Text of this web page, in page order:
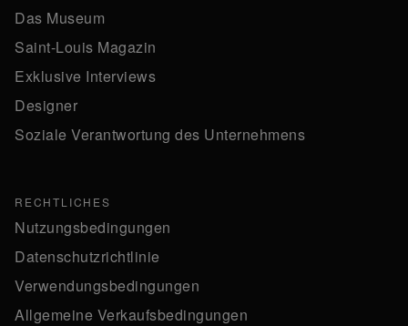
Das Museum
Saint-Louis Magazin
Exklusive Interviews
Designer
Soziale Verantwortung des Unternehmens
RECHTLICHES
Nutzungsbedingungen
Datenschutzrichtlinie
Verwendungsbedingungen
Allgemeine Verkaufsbedingungen